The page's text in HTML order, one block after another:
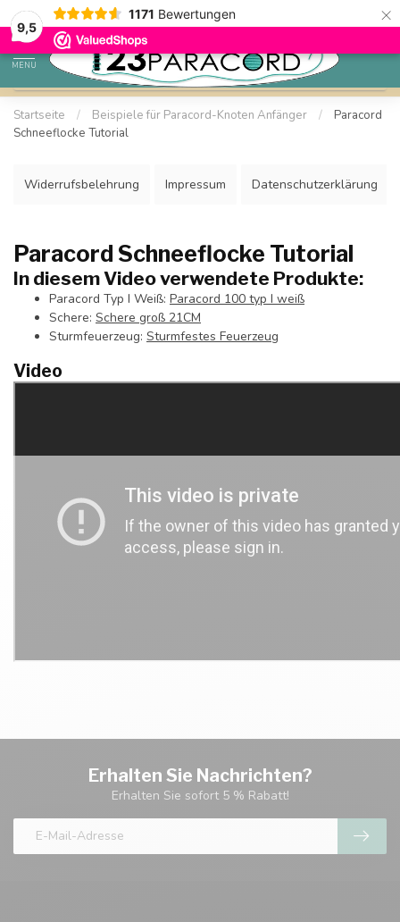
9,5
1171 Bewertungen ×
Sparen Sie mit Ihrem Konto und sichern Sie sich Rabatte.
MENU
Startseite / Beispiele für Paracord-Knoten Anfänger /
Paracord
Schneeflocke Tutorial
Widerrufsbelehrung Impressum Datenschutzerklärung
Paracord Schneeflocke Tutorial
In diesem Video verwendete Produkte:
Paracord Typ I Weiß: Paracord 100 typ I weiß
Schere: Schere groß 21CM
Sturmfeuerzeug: Sturmfestes Feuerzeug
Video
Erhalten Sie Nachrichten?
Erhalten Sie sofort 5 % Rabatt!